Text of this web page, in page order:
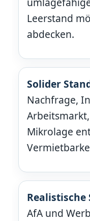
Leerstand
abdecken.
Solider
Nachfrage,
Mikrolage
AfA und